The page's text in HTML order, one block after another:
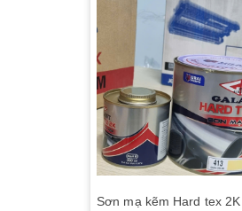
Sơn mạ kẽm Hard tex 2K